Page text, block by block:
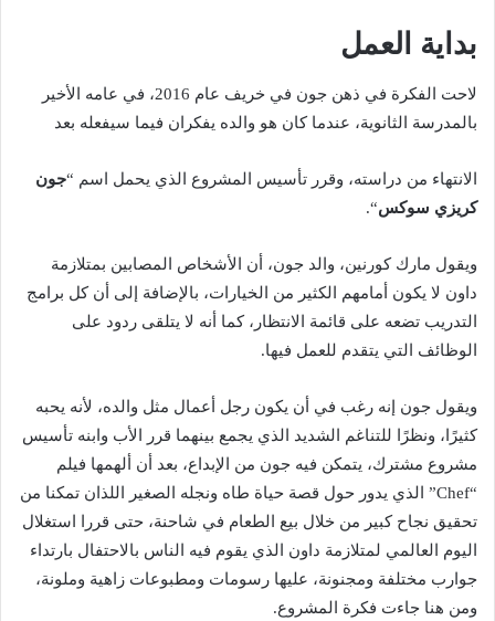
بداية العمل
لاحت الفكرة في ذهن جون في خريف عام 2016، في عامه الأخير
بالمدرسة الثانوية، عندما كان هو والده يفكران فيما سيفعله بعد
الانتهاء من دراسته، وقرر تأسيس المشروع الذي يحمل اسم “جون
كريزي سوكس“.
ويقول مارك كورنين، والد جون، أن الأشخاص المصابين بمتلازمة
داون لا يكون أمامهم الكثير من الخيارات، بالإضافة إلى أن كل برامج
التدريب تضعه على قائمة الانتظار، كما أنه لا يتلقى ردود على
الوظائف التي يتقدم للعمل فيها.
ويقول جون إنه رغب في أن يكون رجل أعمال مثل والده، لأنه يحبه
كثيرًا، ونظرًا للتناغم الشديد الذي يجمع بينهما قرر الأب وابنه تأسيس
مشروع مشترك، يتمكن فيه جون من الإبداع، بعد أن ألهمها فيلم
“Chef” الذي يدور حول قصة حياة طاه ونجله الصغير اللذان تمكنا من
تحقيق نجاح كبير من خلال بيع الطعام في شاحنة، حتى قررا استغلال
اليوم العالمي لمتلازمة داون الذي يقوم فيه الناس بالاحتفال بارتداء
جوارب مختلفة ومجنونة، عليها رسومات ومطبوعات زاهية وملونة،
ومن هنا جاءت فكرة المشروع.